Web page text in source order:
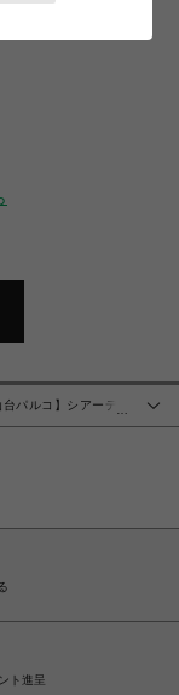
…
台パルコ】シアーデニ
ト進呈